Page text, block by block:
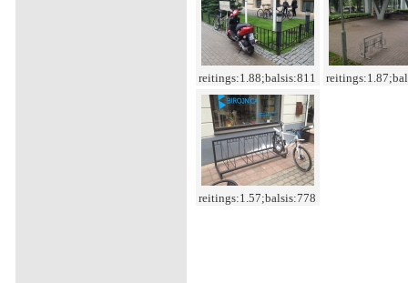
reitings:1.88;balsis:811
reitings:1.57;balsis:778